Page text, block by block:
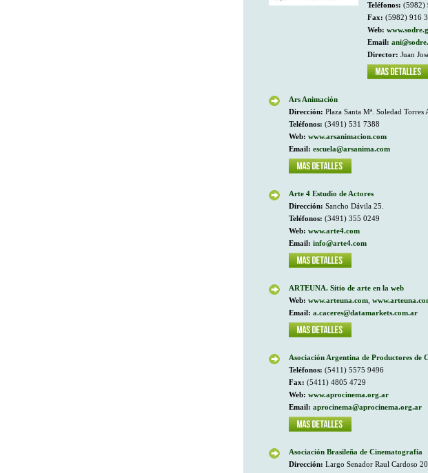
Teléfonos: (5982)
Fax: (5982) 916
Web:
Email:
Director: Juan
Ars Animación
Dirección: Plaza Santa Mª. Soledad Torres
Teléfonos: (3491) 531 7388
Web: www.arsanimacion.com
Email: escuela@arsanima.com
Arte 4 Estudio de Actores
Dirección: Sancho Dávila 25.
Teléfonos: (3491) 355 0249
Web: www.arte4.com
Email: info@arte4.com
ARTEUNA. Sitio de arte en la web
Web: www.arteuna.com
Email: a.caceres@datamarkets.com.ar
Asociación Argentina de Productores de
Teléfonos: (5411) 5575 9496
Fax: (5411) 4805 4729
Web: www.aprocinema.org.ar
Email: aprocinema@aprocinema.org.ar
Asociación Brasileña de Cinematografía
Dirección: Largo Senador Raul Cardoso